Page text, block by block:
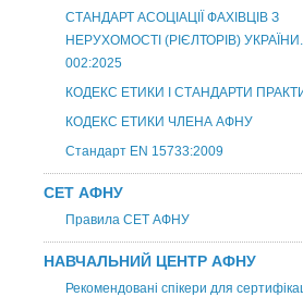
СТАНДАРТ АСОЦІАЦІЇ ФАХІВЦІВ З
НЕРУХОМОСТІ (РІЄЛТОРІВ)
002:2025
КОДЕКС ЕТИКИ І СТАНДАРТИ
КОДЕКС ЕТИКИ ЧЛЕНА АФНУ
Стандарт EN 15733:2009
СЕТ АФНУ
Правила СЕТ АФНУ
НАВЧАЛЬНИЙ ЦЕНТР АФНУ
Рекомендовані спікери для